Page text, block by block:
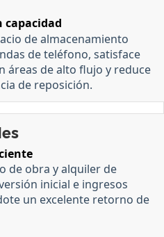
capacidad
de almacenamiento
de teléfono, satisface
áreas de alto flujo y reduce
de reposición.
de obra y alquiler de
inicial e ingresos
un excelente retorno de